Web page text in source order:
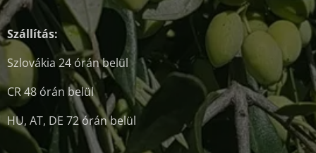
Szállítás:
Szlovákia 24 órán belül
CR 48 órán belül
HU, AT, DE 72 órán belül